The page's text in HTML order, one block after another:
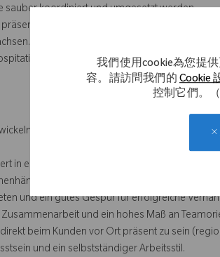
我們使用cookie為您提
容。請訪問我們的 Cookie
控制它們。
sauber koordiniert und umgesetzt werden.
Du unser Unternehmen mit und
in angrenzenden Bereichen wie
und echtes Kundenverständnis mit
in ein komplexes, spezialisiertes Fachgebiet
– kombiniert mit einer analytischen,
und ein gutes Gespür für erfolgreiche
und ein hohes Maß an
beim Kunden vor Ort präsent zu sein
und ein selbstständiger Arbeitsstil.